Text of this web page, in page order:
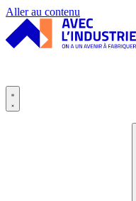
Panneau de gestion des cookies
Aller au contenu